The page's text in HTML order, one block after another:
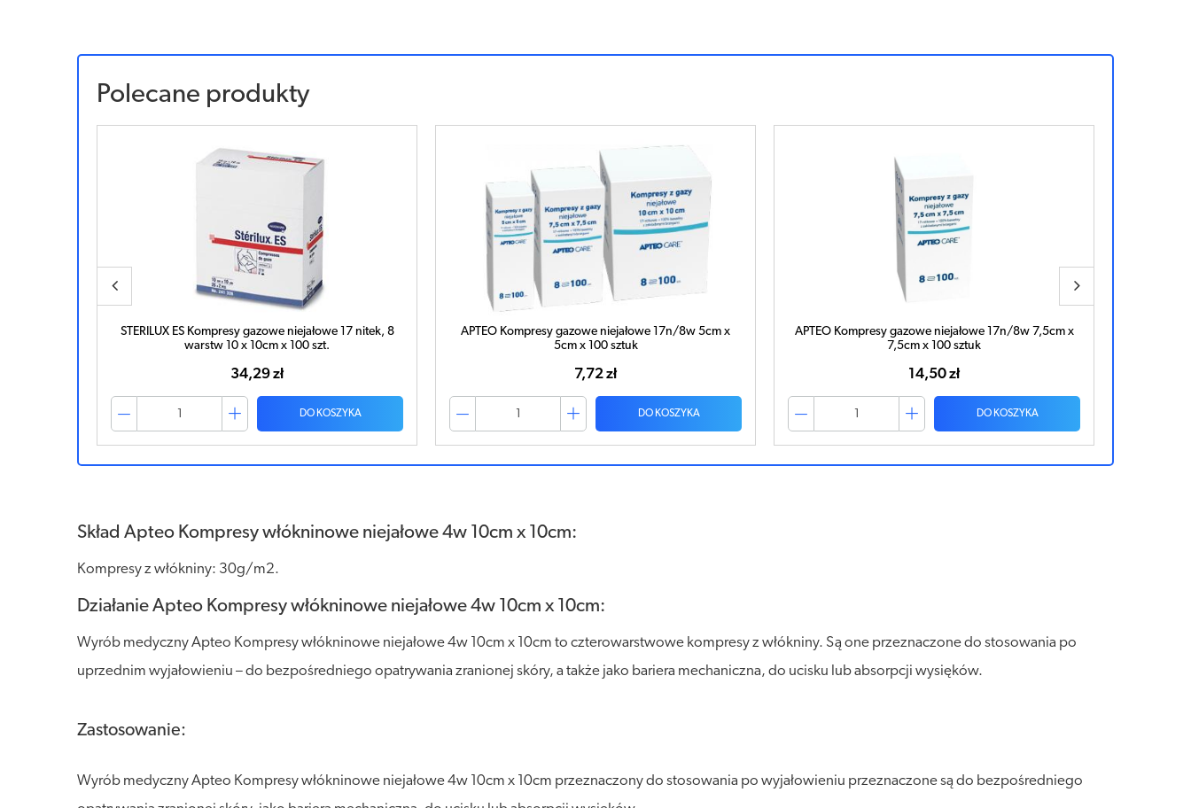
Polecane produkty
STERILUX ES Kompresy gazowe niejałowe 17 nitek, 8
warstw 10 x 10cm x 100 szt.
34,29 zł
DO KOSZYKA
APTEO Kompresy gazowe niejałowe 17n/8w 5cm x
5cm x 100 sztuk
7,72 zł
DO KOSZYKA
APTEO Kompresy gazowe niejałowe 17n/8w 7,5cm x
7,5cm x 100 sztuk
14,50 zł
DO KOSZYKA
Skład Apteo Kompresy włókninowe niejałowe 4w 10cm x 10cm:
Kompresy z włókniny: 30g/m2.
Działanie Apteo Kompresy włókninowe niejałowe 4w 10cm x 10cm:
Wyrób medyczny Apteo Kompresy włókninowe niejałowe 4w 10cm x 10cm to czterowarstwowe kompresy z włókniny. Są one przeznaczone do stosowania po
uprzednim wyjałowieniu – do bezpośredniego opatrywania zranionej skóry, a także jako bariera mechaniczna, do ucisku lub absorpcji wysięków.
Zastosowanie:
Wyrób medyczny Apteo Kompresy włókninowe niejałowe 4w 10cm x 10cm przeznaczony do stosowania po wyjałowieniu przeznaczone są do bezpośredniego